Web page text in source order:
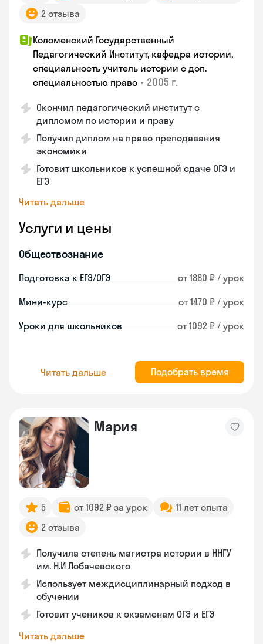
2 отзыва
Коломенский Государственный
Педагогический Институт, кафедра истории,
специальность учитель истории с доп.
специальностью право • 2005 г.
Окончил педагогический институт с
дипломом по истории и праву
Получил диплом на право преподавания
экономики
Готовит школьников к успешной сдаче ОГЭ и
ЕГЭ
Читать дальше
Услуги и цены
Обществознание
Подготовка к ЕГЭ/ОГЭ от 1880 ₽ / урок
Мини-курс от 1470 ₽ / урок
Уроки для школьников от 1092 ₽ / урок
Читать дальше Подобрать время
Мария
5 от 1092 ₽ за урок
11 лет опыта
2 отзыва
Получила степень магистра истории в ННГУ
им. Н.И Лобачевского
Использует междисциплинарный подход в
обучении
Готовит учеников к экзаменам ОГЭ и ЕГЭ
Читать дальше